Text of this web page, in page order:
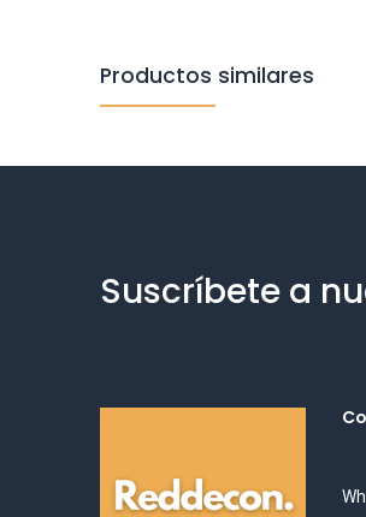
Productos similares
Suscríbete a